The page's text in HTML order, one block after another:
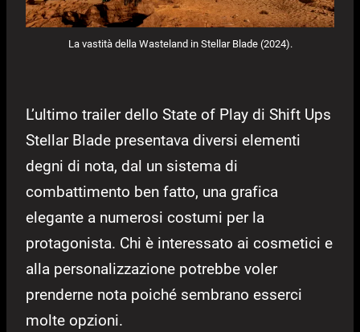
La vastità della Wasteland in Stellar Blade (2024).
L’ultimo trailer dello State of Play di Shift Ups
Stellar Blade presentava diversi elementi
degni di nota, dal un sistema di
combattimento ben fatto, una grafica
elegante a numerosi costumi per la
protagonista. Chi è interessato ai cosmetici e
alla personalizzazione potrebbe voler
prenderne nota poiché sembrano esserci
molte opzioni.